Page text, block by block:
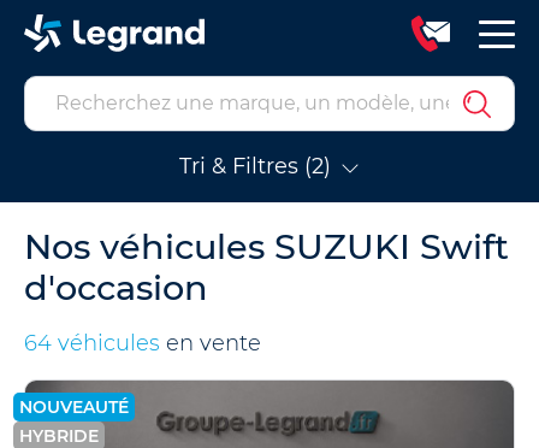
Tri & Filtres (2)
Nos véhicules SUZUKI Swift
d'occasion
64 véhicules en vente
NOUVEAUTÉ
HYBRIDE